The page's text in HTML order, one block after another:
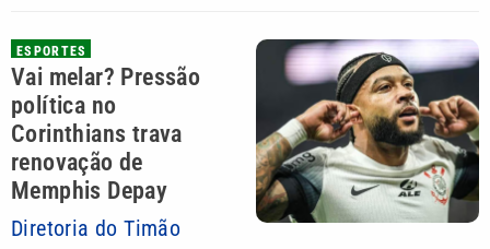
ESPORTES
Vai melar? Pressão
política no
Corinthians trava
renovação de
Memphis Depay
Diretoria do Timão